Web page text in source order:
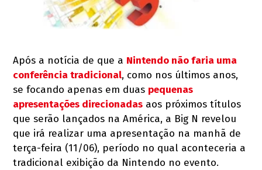
Após a notícia de que a Nintendo não faria uma
conferência tradicional, como nos últimos anos,
se focando apenas em duas pequenas
apresentações direcionadas aos próximos títulos
que serão lançados na América, a Big N revelou
que irá realizar uma apresentação na manhã de
terça-feira (11/06), período no qual aconteceria a
tradicional exibição da Nintendo no evento.